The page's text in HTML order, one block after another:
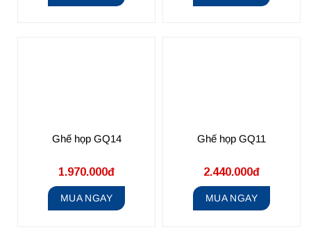
Ghế họp GQ14
1.970.000đ
MUA NGAY
Ghế họp GQ11
2.440.000đ
MUA NGAY